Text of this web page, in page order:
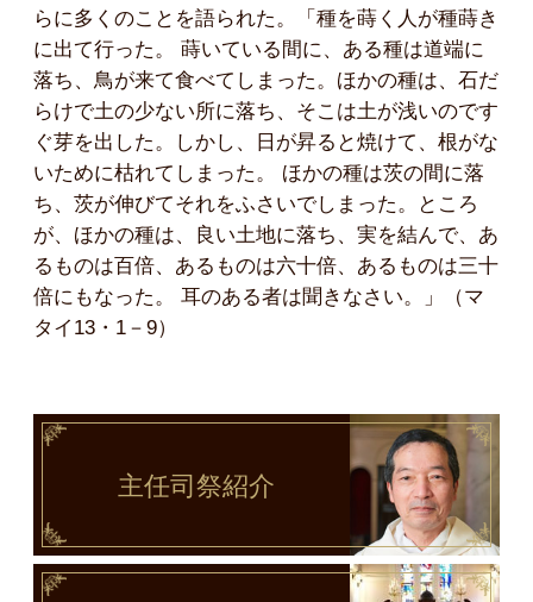
らに多くのことを語られた。「種を蒔く人が種蒔き
に出て行った。 蒔いている間に、ある種は道端に
落ち、鳥が来て食べてしまった。ほかの種は、石だ
らけで土の少ない所に落ち、そこは土が浅いのです
ぐ芽を出した。しかし、日が昇ると焼けて、根がな
いために枯れてしまった。 ほかの種は茨の間に落
ち、茨が伸びてそれをふさいでしまった。ところ
が、ほかの種は、良い土地に落ち、実を結んで、あ
るものは百倍、あるものは六十倍、あるものは三十
倍にもなった。 耳のある者は聞きなさい。」（マ
タイ13・1－9）
主任司祭紹介